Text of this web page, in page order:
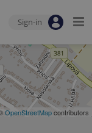
Sign-in
OpenStreetMapcontributors